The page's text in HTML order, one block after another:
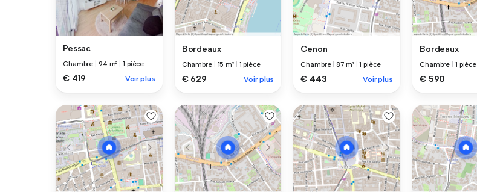
Pessac
Chambre 94 m² |1 pièce
€ 419 Voir plus
Bordeaux
Chambre 15 m² 1 pièce
€ 629 Voir plus
Cenon
Chambre |87 m² |1 pièce
€ 443 Voir plus
Bordeaux
Chambre 1 pièce
€ 590